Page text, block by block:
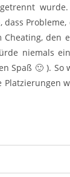
den
niemals
Spaß 🙂 ). So
Platzierungen